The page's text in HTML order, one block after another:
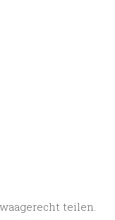
teilen.